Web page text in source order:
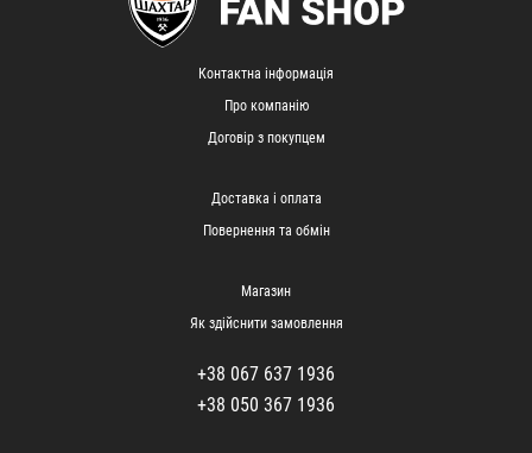
Контактна інформація
Про компанію
Договір з покупцем
Доставка і оплата
Повернення та обмін
Магазин
Як здійснити замовлення
+38 067 637 1936
+38 050 367 1936